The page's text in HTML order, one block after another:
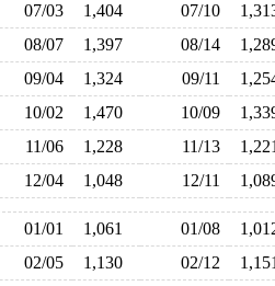
07/03 1,404 07/10
08/07 1,397 08/14
09/04 1,324 09/11
10/02 1,470 10/09
11/06 1,228 11/13
12/04 1,048 12/11
01/01 1,061 01/08
02/05 1,130 02/12